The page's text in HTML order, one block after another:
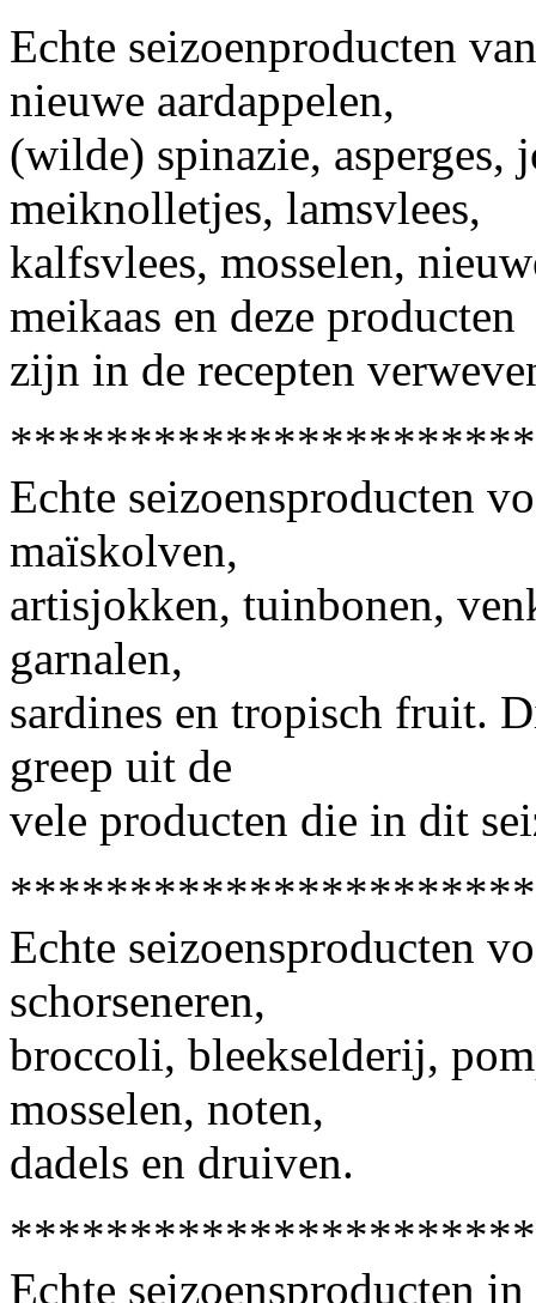
Echte seizoenproducten
nieuwe aardappelen,
(wilde) spinazie, asperges,
meiknolletjes, lamsvlees,
kalfsvlees, mosselen,
meikaas en deze producten
zijn in de recepten
Echte seizoensproducten
maïskolven,
artisjokken, tuinbonen,
garnalen,
sardines en tropisch fruit.
greep uit de
vele producten die in dit
Echte seizoensproducten
schorseneren,
broccoli, bleekselderij,
mosselen, noten,
dadels en druiven.
Echte seizoensproducten